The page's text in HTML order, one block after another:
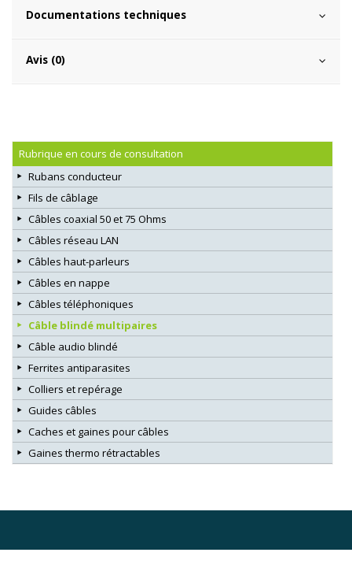
Documentations techniques
Avis (0)
Rubrique en cours de consultation
Rubans conducteur
Fils de câblage
Câbles coaxial 50 et 75 Ohms
Câbles réseau LAN
Câbles haut-parleurs
Câbles en nappe
Câbles téléphoniques
Câble blindé multipaires
Câble audio blindé
Ferrites antiparasites
Colliers et repérage
Guides câbles
Caches et gaines pour câbles
Gaines thermo rétractables